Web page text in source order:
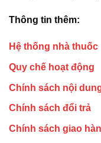
Thông tin thêm:
Hệ thống nhà thuốc
Quy chế hoạt động
Chính sách nội
Chính sách đổi trả
Chính sách giao